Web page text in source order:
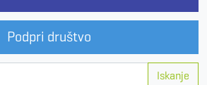
Podpri društvo
Iskanje